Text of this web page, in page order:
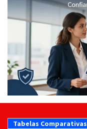
VALIDADE
Tabelas Comparativas